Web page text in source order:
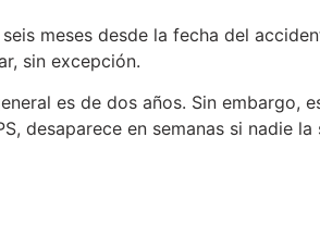
meses desde la fecha del
sin excepción.
es de dos años. Sin embargo,
desaparece en semanas si nadie la